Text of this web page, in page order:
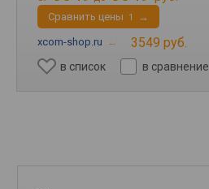
Cравнить цены 1 →
xcom-shop.ru → 3549 руб.
в список в сравнение